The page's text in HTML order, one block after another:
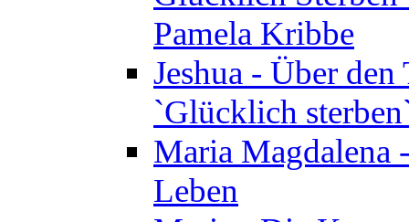
Pamela Kribbe
Jeshua - Über
`Glücklich
Maria Magdalena
Leben